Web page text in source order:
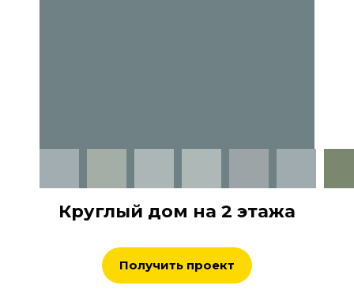
Круглый дом на 2 этажа
Получить проект